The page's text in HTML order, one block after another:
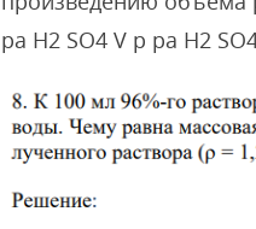
ра H2 SO4 V р ра H2